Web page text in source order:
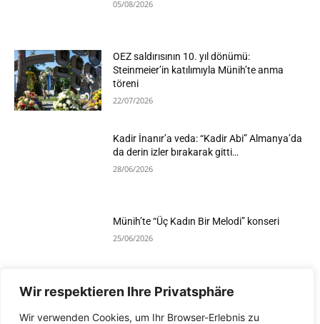
Wir respektieren Ihre Privatsphäre
Wir verwenden Cookies, um Ihr Browser-Erlebnis zu
05/08/2026
OEZ saldırısının 10. yıl dönümü:
Steinmeier’in katılımıyla Münih’te anma
töreni
22/07/2026
Kadir İnanır’a veda: “Kadir Abi” Almanya’da
da derin izler bırakarak gitti…
28/06/2026
Münih’te “Üç Kadın Bir Melodi” konseri
25/06/2026
Devamını Göster